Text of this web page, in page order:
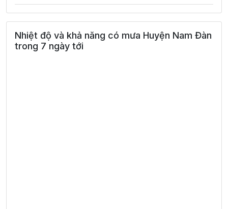
Nhiệt độ và khả năng có mưa Huyện Nam Đàn
trong 7 ngày tới